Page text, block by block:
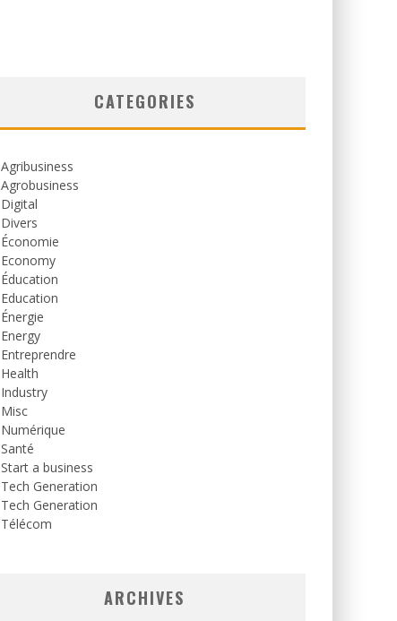
CATEGORIES
Agribusiness
Agrobusiness
Digital
Divers
Économie
Economy
Éducation
Education
Énergie
Energy
Entreprendre
Health
Industry
Misc
Numérique
Santé
Start a business
Tech Generation
Tech Generation
Télécom
ARCHIVES